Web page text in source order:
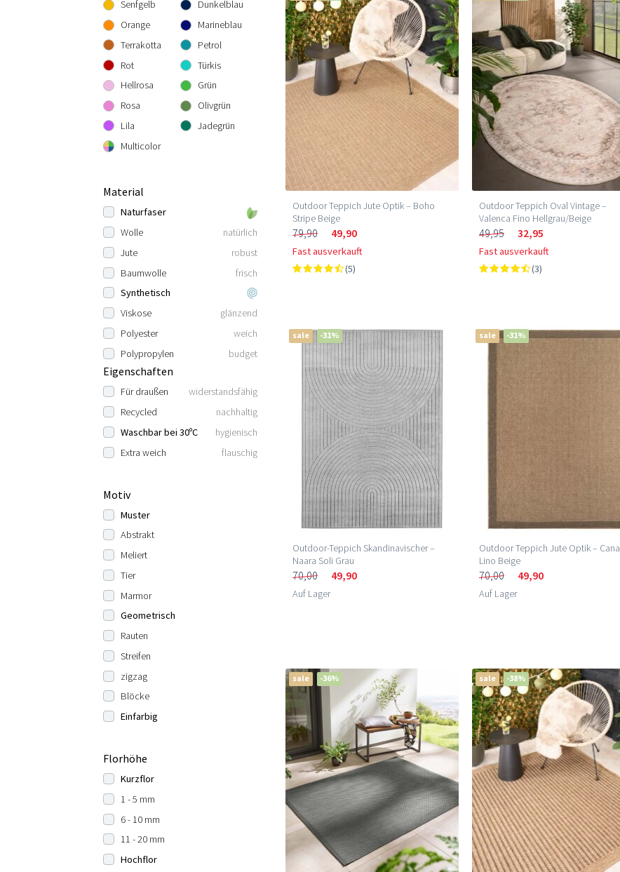
Senfgelb
Orange
Terrakotta
Rot
Hellrosa
Rosa
Lila
Multicolor
Dunkelblau
Marineblau
Petrol
Türkis
Grün
Olivgrün
Jadegrün
Material
Naturfaser
Wolle
natürlich
Jute
robust
Baumwolle
frisch
Synthetisch
Viskose
glänzend
Polyester
weich
Polypropylen
budget
Eigenschaften
Für draußen
widerstandsfähig
Recycled
nachhaltig
Waschbar bei 30ºC
hygienisch
Extra weich
flauschig
Motiv
Muster
Abstrakt
Meliert
Tier
Marmor
Geometrisch
Rauten
Streifen
zigzag
Blöcke
Einfarbig
Florhöhe
Kurzflor
1 - 5 mm
6 - 10 mm
11 - 20 mm
Hochflor
Outdoor Teppich Jute Optik – Boho
Stripe Beige
79,90 49,90
Fast ausverkauft
(5)
Outdoor Teppich Oval Vintage –
Valenca Fino Hellgrau/Beige
49,95 32,95
Fast ausverkauft
(3)
sale -31%
Outdoor-Teppich Skandinavischer –
Naara Soli Grau
70,00 49,90
Auf Lager
sale -31%
Outdoor Teppich Jute Optik – Cana
Lino Beige
70,00 49,90
Auf Lager
sale -36% sale -38%